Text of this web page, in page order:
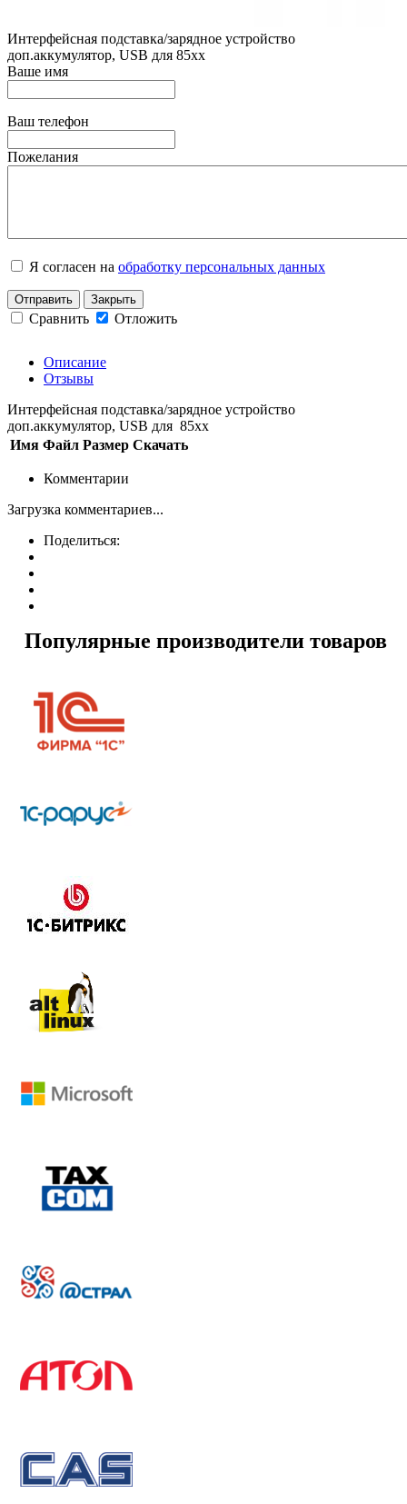
Интерфейсная подставка/зарядное устройство
доп.аккумулятор, USB для 85хх
Ваше имя
Ваш телефон
Пожелания
Я согласен на обработку персональных данных
Отправить Закрыть
Сравнить Отложить
Описание
Отзывы
Интерфейсная подставка/зарядное устройство
доп.аккумулятор, USB для 85хх
Имя Файл Размер Скачать
Комментарии
Загрузка комментариев...
Поделиться:
Популярные производители товаров